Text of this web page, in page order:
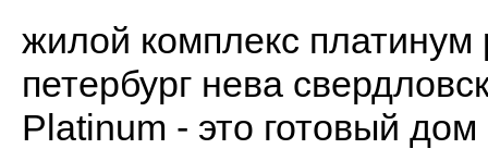
жилой комплекс платинум
петербург нева
Platinum - это готовый